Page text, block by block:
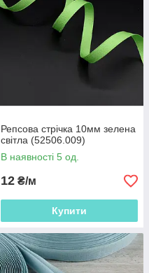
Репсова стрічка 10мм зелена
світла (52506.009)
В наявності 5 од.
12 ₴/м
Купити